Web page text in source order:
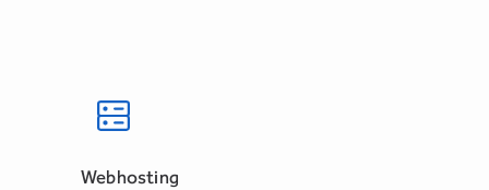
Webhosting